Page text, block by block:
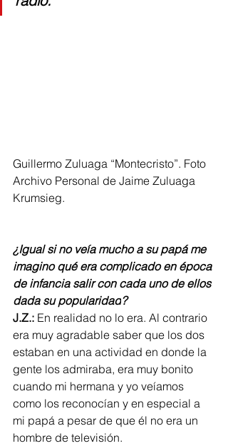
Guillermo Zuluaga “Montecristo”. Foto
Archivo Personal de Jaime Zuluaga
Krumsieg.
¿Igual si no veía mucho a su papá me
imagino qué era complicado en época
de infancia salir con cada uno de ellos
dada su popularidad?
J.Z.: En realidad no lo era. Al contrario
era muy agradable saber que los dos
estaban en una actividad en donde la
gente los admiraba, era muy bonito
cuando mi hermana y yo veíamos
como los reconocían y en especial a
mi papá a pesar de que él no era un
hombre de televisión.